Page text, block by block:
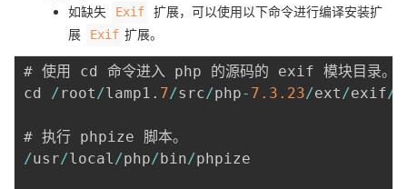
如缺失
Exif
扩展，可以使用以下命令进行编译安装扩
展
Exif 扩展。
# 使用 cd 命令进入 php 的源码的 exif 模块目录。
cd
/root /lamp1 . 7/src/php- 7.3 .23/ext /exif/
/usr/local /php/bin/phpize